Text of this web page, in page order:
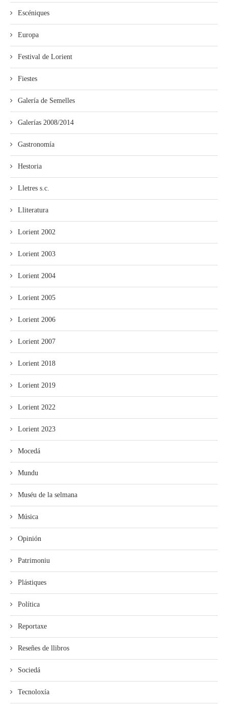
Escéniques
Europa
Festival de Lorient
Fiestes
Galería de Semelles
Galerías 2008/2014
Gastronomía
Hestoria
Lletres s.c.
Lliteratura
Lorient 2002
Lorient 2003
Lorient 2004
Lorient 2005
Lorient 2006
Lorient 2007
Lorient 2018
Lorient 2019
Lorient 2022
Lorient 2023
Mocedá
Mundu
Muséu de la selmana
Música
Opinión
Patrimoniu
Plástiques
Política
Reportaxe
Reseñes de llibros
Sociedá
Tecnoloxía